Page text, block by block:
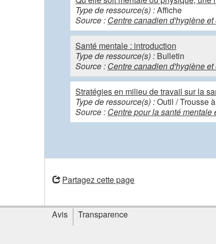
Type de ressource(s) :Affiche
Source : Centre canadien d'hygiène
Santé mentale : introduction
Type de ressource(s) : Bulletin
Source : Centre canadien d'hygiène
Stratégies en milieu de travail sur la
Type de ressource(s) :Outil / Trousse
Source : Centre pour la santé
Partagez cette page
Informations
sur
Avis Transparence